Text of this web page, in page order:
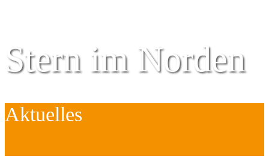
Stern im Norden
Zentrum für
Aktuelles